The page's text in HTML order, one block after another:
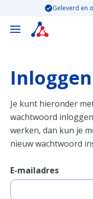
Geleverd en
Inloggen
Je kunt hieronder
wachtwoord
werken, dan kun je
nieuw wachtwoord
E-mailadres